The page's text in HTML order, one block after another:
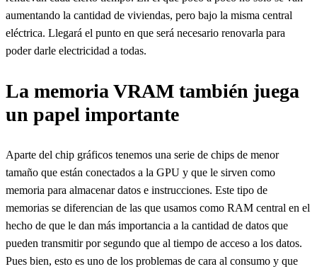
aumentando la cantidad de viviendas, pero bajo la misma central
eléctrica. Llegará el punto en que será necesario renovarla para
poder darle electricidad a todas.
La memoria VRAM también juega
un papel importante
Aparte del chip gráficos tenemos una serie de chips de menor
tamaño que están conectados a la GPU y que le sirven como
memoria para almacenar datos e instrucciones. Este tipo de
memorias se diferencian de las que usamos como RAM central en el
hecho de que le dan más importancia a la cantidad de datos que
pueden transmitir por segundo que al tiempo de acceso a los datos.
Pues bien, esto es uno de los problemas de cara al consumo y que